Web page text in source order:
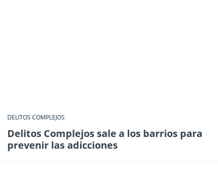
DELITOS COMPLEJOS
Delitos Complejos sale a los barrios para
prevenir las adicciones